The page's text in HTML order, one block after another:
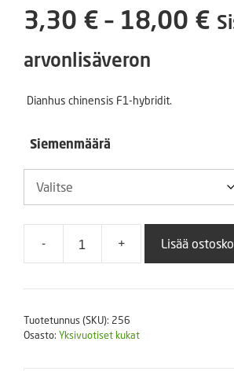
3,30 € – 18,00 €
arvonlisäveron
Dianhus chinensis F1-hybridit.
Siemenmäärä
-
Kiinanneilikka
Parfait
+ Lisää
Tuotetunnus (SKU): 256
Osasto: Yksivuotiset kukat